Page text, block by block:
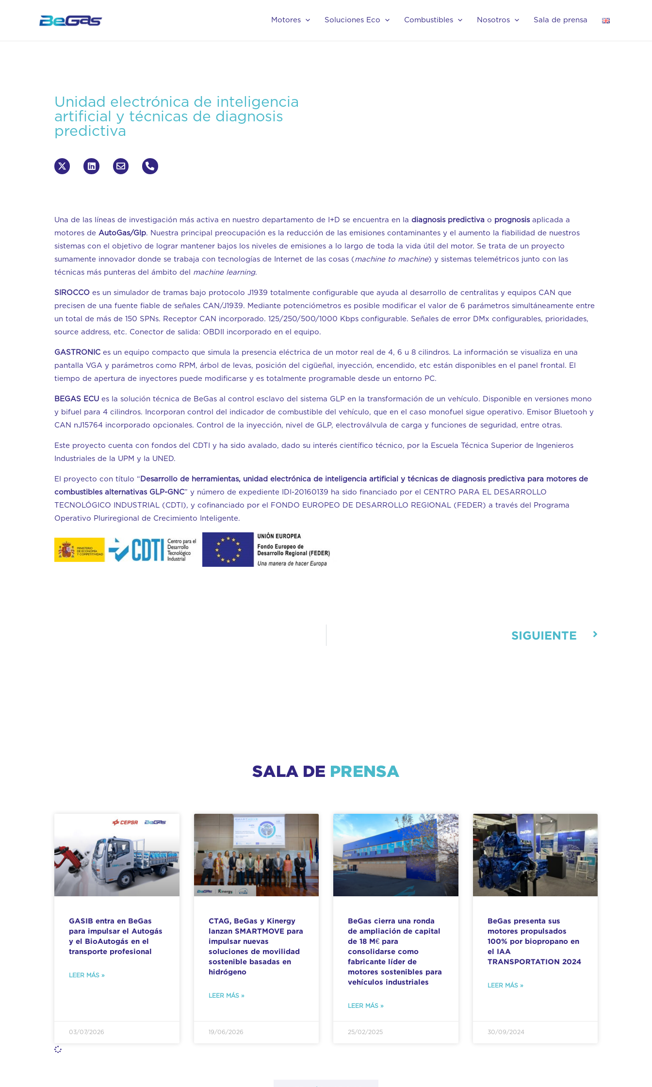
Motores Soluciones Eco Combustibles Nosotros Sala de prensa
Unidad electrónica de inteligencia
artificial y técnicas de diagnosis
predictiva
Una de las líneas de investigación más activa en nuestro departamento de I+D se encuentra en la diagnosis predictiva o prognosisaplicada a
motores de AutoGas/Glp. Nuestra principal preocupación es la reducción de las emisiones contaminantes y el aumento la fiabilidad de nuestros
sistemas con el objetivo de lograr mantener bajos los niveles de emisiones a lo largo de toda la vida útil del motor. Se trata de un proyecto
sumamente innovador donde se trabaja con tecnologías de Internet de las cosas (machine to machine) y sistemas telemétricos junto con las
técnicas más punteras del ámbito del machine learning.
SIROCCO es un simulador de tramas bajo protocolo J1939 totalmente configurable que ayuda al desarrollo de centralitas y equipos CAN que
precisen de una fuente fiable de señales CAN/J1939. Mediante potenciómetros es posible modificar el valor de 6 parámetros simultáneamente entre
un total de más de 150 SPNs. Receptor CAN incorporado. 125/250/500/1000 Kbps configurable. Señales de error DMx configurables, prioridades,
source address, etc. Conector de salida: OBDII incorporado en el equipo.
GASTRONIC es un equipo compacto que simula la presencia eléctrica de un motor real de 4, 6 u 8 cilindros. La información se visualiza en una
pantalla VGA y parámetros como RPM, árbol de levas, posición del cigüeñal, inyección, encendido, etc están disponibles en el panel frontal. El
tiempo de apertura de inyectores puede modificarse y es totalmente programable desde un entorno PC.
BEGAS ECU es la solución técnica de BeGas al control esclavo del sistema GLP en la transformación de un vehículo. Disponible en versiones mono
y bifuel para 4 cilindros. Incorporan control del indicador de combustible del vehículo, que en el caso monofuel sigue operativo. Emisor Bluetooh y
CAN nJ15764 incorporado opcionales. Control de la inyección, nivel de GLP, electroválvula de carga y funciones de seguridad, entre otras.
Este proyecto cuenta con fondos del CDTI y ha sido avalado, dado su interés científico técnico, por la Escuela Técnica Superior de Ingenieros
Industriales de la UPM y la UNED.
El proyecto con título “ Desarrollo de herramientas, unidad electrónica de inteligencia artificial y técnicas de diagnosis predictiva para motores de
combustibles alternativas GLP-GNC” y número de expediente IDI-20160139 ha sido financiado por el CENTRO PARA EL DESARROLLO
TECNOLÓGICO INDUSTRIAL (CDTI), y cofinanciado por el FONDO EUROPEO DE DESARROLLO REGIONAL (FEDER) a través del Programa
Operativo Pluriregional de Crecimiento Inteligente.
SIGUIENTE
SALA DE PRENSA
GASIB entra en BeGas
para impulsar el Autogás
y el BioAutogás en el
transporte profesional
LEER MÁS »
03/07/2026
CTAG, BeGas y Kinergy
lanzan SMARTMOVE para
impulsar nuevas
soluciones de movilidad
sostenible basadas en
hidrógeno
LEER MÁS »
19/06/2026
BeGas cierra una ronda
de ampliación de capital
de 18 M€ para
consolidarse como
fabricante líder de
motores sostenibles para
vehículos industriales
LEER MÁS »
25/02/2025
BeGas presenta sus
motores propulsados
100% por biopropano en
el IAA
TRANSPORTATION 2024
LEER MÁS »
30/09/2024